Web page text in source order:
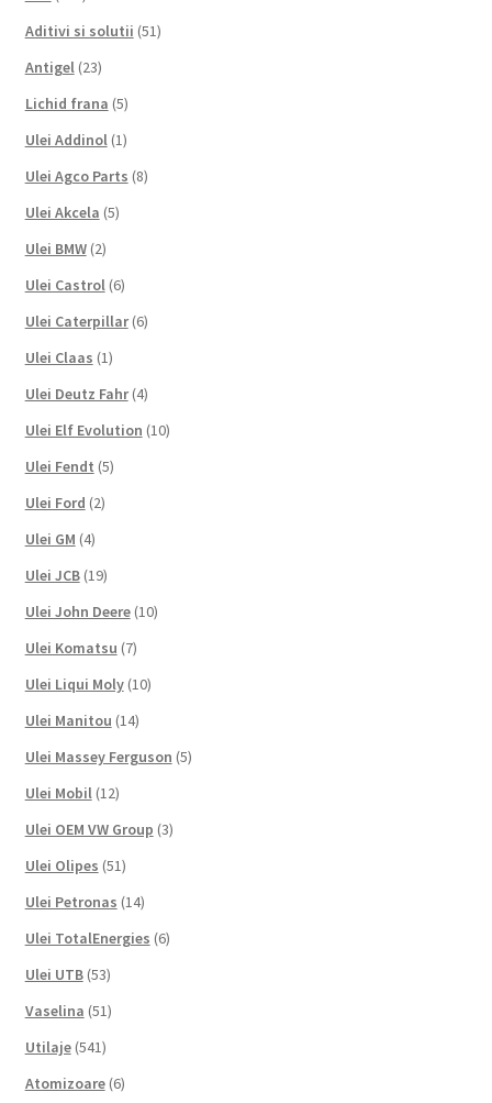
Aditivi si solutii (51)
Antigel (23)
Lichid frana (5)
Ulei Addinol (1)
Ulei Agco Parts (8)
Ulei Akcela (5)
Ulei BMW (2)
Ulei Castrol (6)
Ulei Caterpillar (6)
Ulei Claas (1)
Ulei Deutz Fahr (4)
Ulei Elf Evolution (10)
Ulei Fendt (5)
Ulei Ford (2)
Ulei GM (4)
Ulei JCB (19)
Ulei John Deere (10)
Ulei Komatsu (7)
Ulei Liqui Moly (10)
Ulei Manitou (14)
Ulei Massey Ferguson (5)
Ulei Mobil (12)
Ulei OEM VW Group (3)
Ulei Olipes (51)
Ulei Petronas (14)
Ulei TotalEnergies (6)
Ulei UTB (53)
Vaselina (51)
Utilaje (541)
Atomizoare (6)